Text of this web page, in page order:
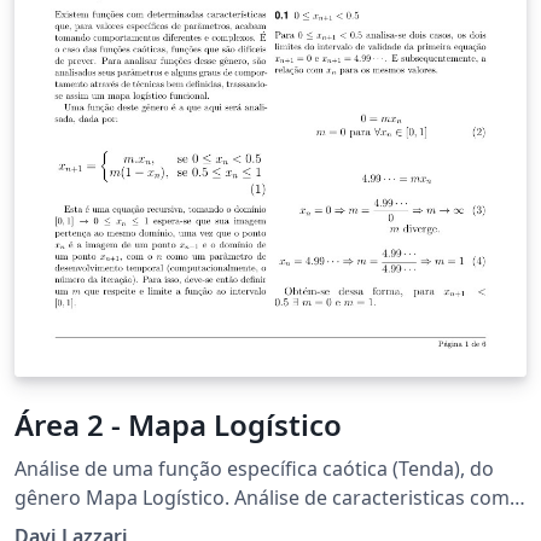
Área 2 - Mapa Logístico
Análise de uma função específica caótica (Tenda), do
gênero Mapa Logístico. Análise de caracteristicas como
validade do coeficiente (m) para o intervalo, pontos